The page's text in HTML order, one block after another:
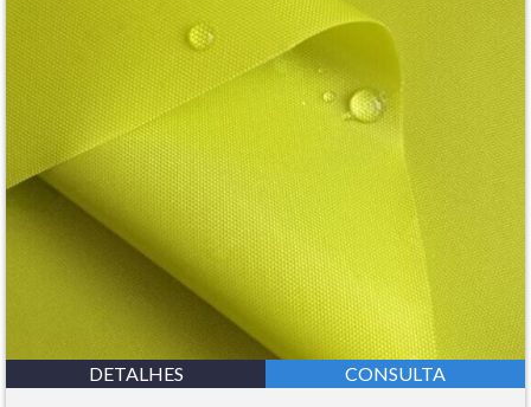
DETALHES CONSULTA